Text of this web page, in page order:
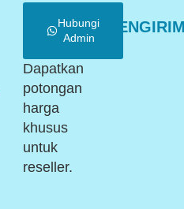
Hubungi
Admin
Dapatkan
potongan
harga
khusus
untuk
reseller.